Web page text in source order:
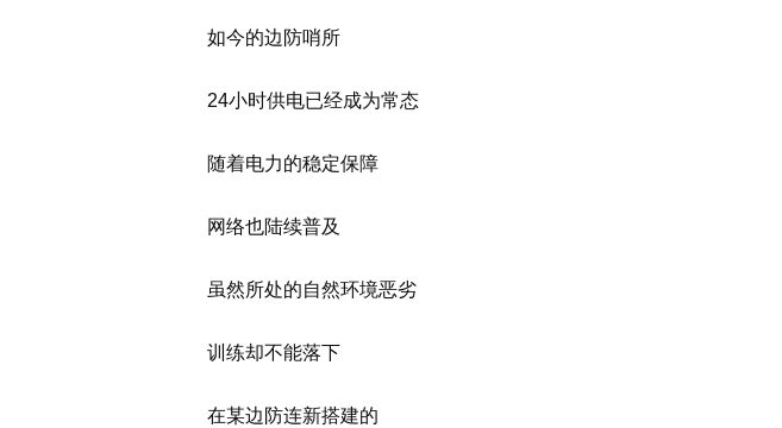
如今的边防哨所
24小时供电已经成为常态
随着电力的稳定保障
网络也陆续普及
虽然所处的自然环境恶劣
训练却不能落下
在某边防连新搭建的